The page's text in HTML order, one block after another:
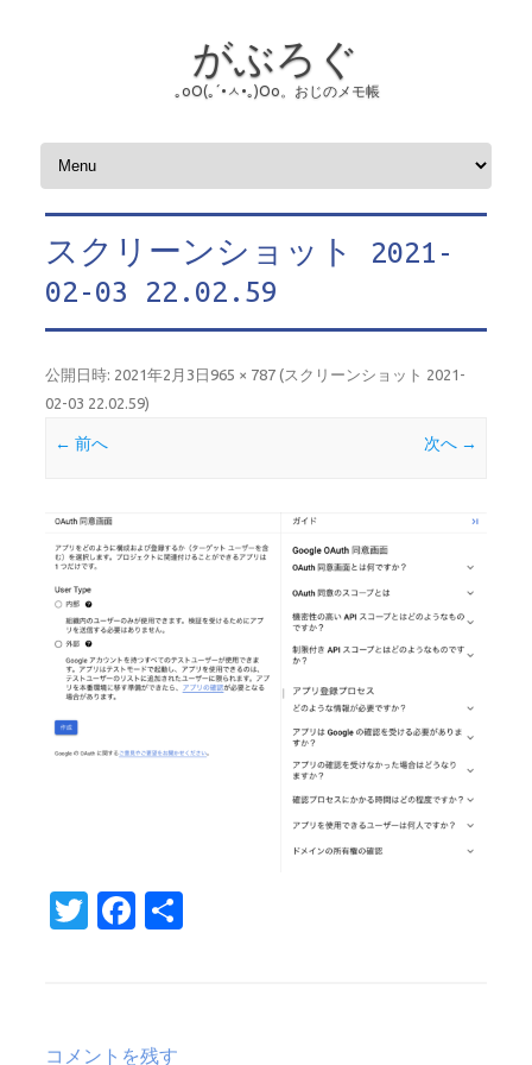
がぶろぐ
｡оО(｡´•ㅅ•｡)Оо。おじのメモ帳
コンテンツへスキップ
スクリーンショット 2021-
02-03 22.02.59
公開日時: 2021年2月3日 965 × 787 (スクリーンショット 2021-
02-03 22.02.59)
← 前へ 次へ →
T
Fa
コメントを残す